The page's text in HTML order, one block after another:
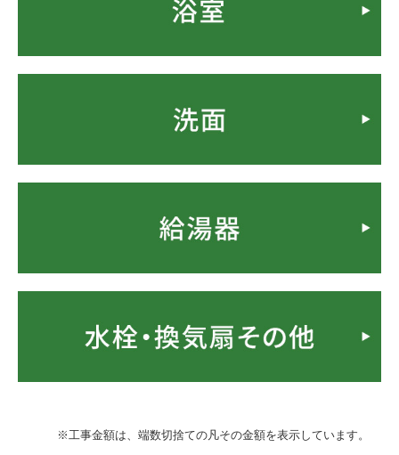
よくある質問
豆知識・コラム
リフォームかし保険
抗ウイルスの検証
※工事金額は、端数切捨ての凡その金額を表示しています。